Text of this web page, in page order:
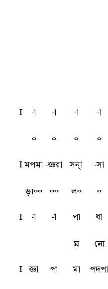
l -a -a -a -a
৹ ৹ ৹ ৹
l mpma -tra snha -sa
ড়া৹৹ ৹৹ ল৹ ৹
l -a -a pa qa
ম নো
l ta pa ma pdpa